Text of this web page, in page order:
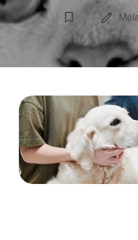
bookmark_border edit